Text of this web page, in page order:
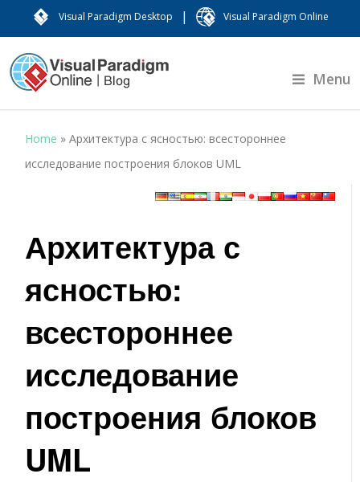
Visual Paradigm Desktop | Visual Paradigm Online
Menu
Home »Архитектура с ясностью: всестороннее
исследование построения блоков UML
Архитектура с
ясностью:
всестороннее
исследование
построения блоков
UML